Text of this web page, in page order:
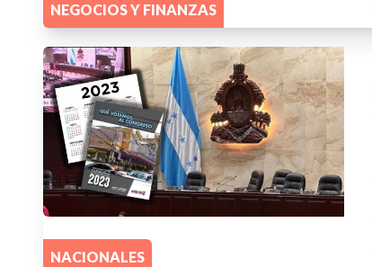
NEGOCIOS Y FINANZAS
NACIONALES